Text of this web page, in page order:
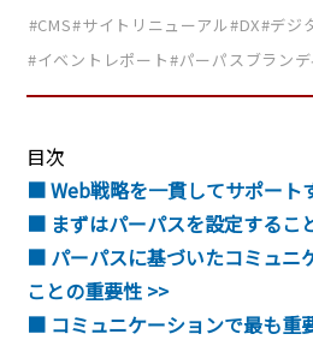
#CMS#サイトリニューアル#DX#デジ
#イベントレポート#パーパスブラン
目次
■ Web戦略を一貫してサポート
■ まずはパーパスを設定するこ
■ パーパスに基づいたコミュニ
ことの重要性 >>
■ コミュニケーションで最も重